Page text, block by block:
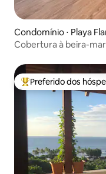
Condomínio ⋅ Playa
Cobertura à beira-
Entre os melhores
Preferido dos